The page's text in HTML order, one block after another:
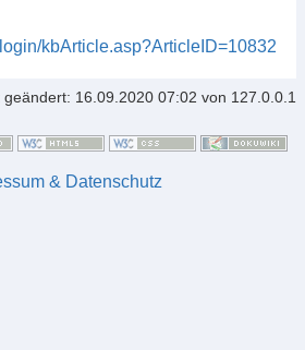
kbArticle.asp?ArticleID=10832
geändert: 16.09.2020 07:02 von 127.0.0.1
& Datenschutz